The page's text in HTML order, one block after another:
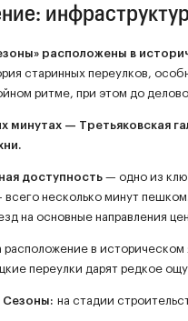
расположены в
старинных переулков,
ритме, при этом до
минутах — Третьяковская
доступность — одно из
всего несколько минут
на основные направления
расположение в историческом
переулки дарят редкое
Сезоны: на стадии